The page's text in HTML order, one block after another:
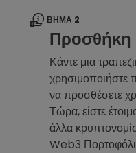
ΒΉΜΑ 2
Προσθήκη
Κάντε μια
χρησιμοποιήστε
να προσθέσετε
Τώρα, είστε
άλλα
Web3